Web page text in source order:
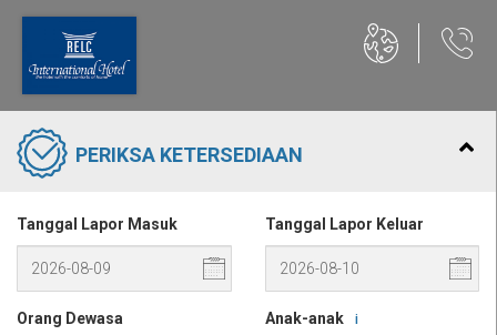
PERIKSA KETERSEDIAAN
Tanggal Lapor Masuk Tanggal Lapor Keluar
Orang Dewasa Anak-anak i